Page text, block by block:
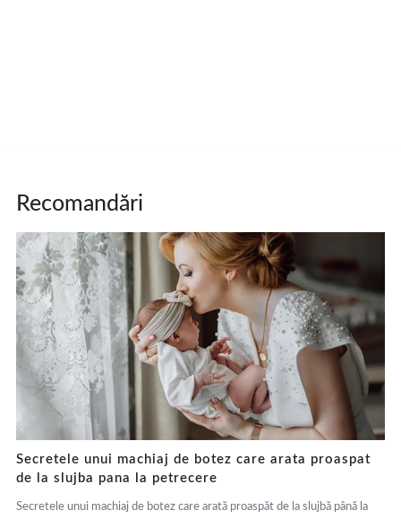
Recomandări
Secretele unui machiaj de botez care arata proaspat
de la slujba pana la petrecere
Secretele unui machiaj de botez care arată proaspăt de la slujbă până la